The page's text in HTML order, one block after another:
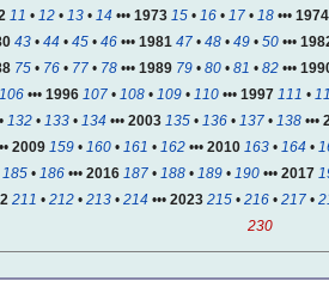
11 • 12 • 13 • 14 ••• 1973 15 • 16 • 17 • 18 ••• 1974
43 • 44 • 45 • 46 ••• 1981 47 • 48 • 49 • 50 •••
75 • 76 • 77 • 78 ••• 1989 79 • 80 • 81 • 82 •••
106••• 1996 107• 108• 109• 110••• 1997 111 •
• 132• 133• 134••• 2003 135• 136• 137• 138•••
2009 159• 160• 161 • 162••• 2010 163• 164•
185• 186••• 2016 187• 188• 189• 190••• 2017
211 • 212• 213• 214••• 2023 215• 216• 217•
230